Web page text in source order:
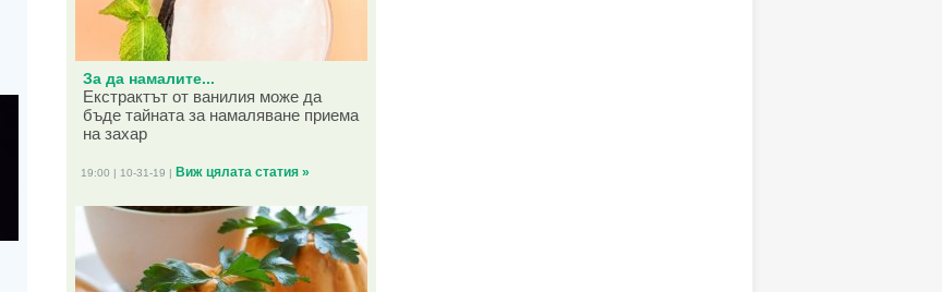
За да намалите...
Екстрактът от ванилия може да
бъде тайната за намаляване приема
на захар
19:00 | 10-31-19 | Виж цялата статия »